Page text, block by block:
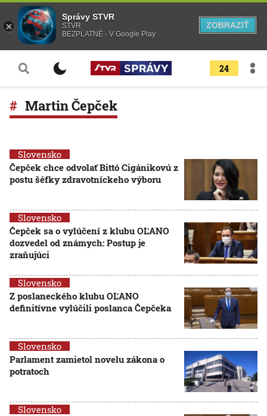
24
Martin Čepček
Slovensko
Čepček chce odvolať Bittó Cigánikovú z
postu šéfky zdravotníckeho výboru
Slovensko
Čepček sa o vylúčení z klubu OĽANO
dozvedel od známych: Postup je
zraňujúci
Slovensko
Z poslaneckého klubu OĽANO
definitívne vylúčili poslanca Čepčeka
Slovensko
Parlament zamietol novelu zákona o
potratoch
Slovensko
Správy STVR
STVR
BEZPLATNÉ - V Google Play
ZOBRAZIŤ